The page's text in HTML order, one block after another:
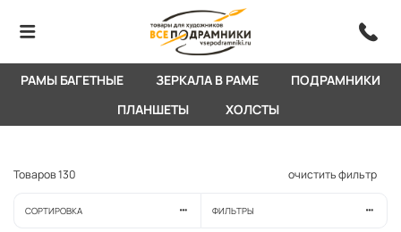
РАМЫ БАГЕТНЫЕ ЗЕРКАЛА В РАМЕ
ПОДРАМНИКИ
ПЛАНШЕТЫ
ХОЛСТЫ
Товаров130 очистить фильтр
СОРТИРОВКА ФИЛЬТРЫ